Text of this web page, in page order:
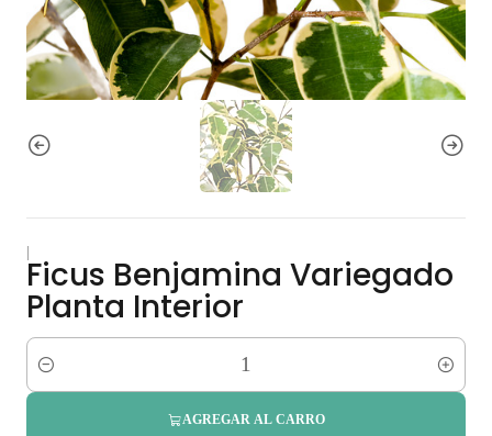
Ficus Benjamina Variegado
Planta Interior
Cantidad
AGREGAR AL CARRO